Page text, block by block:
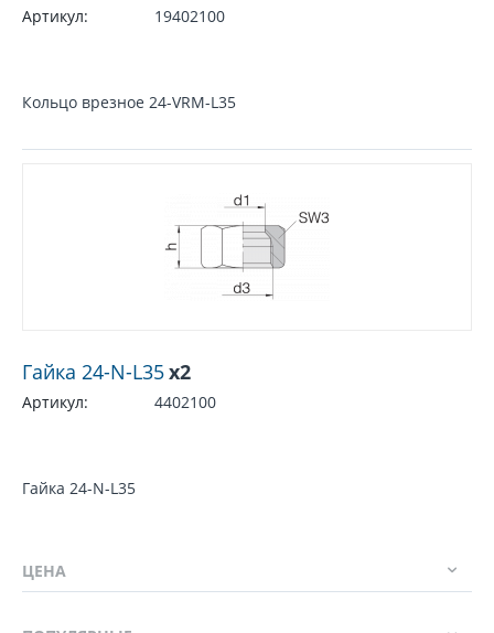
Артикул: 19402100
Кольцо врезное 24-VRM-L35
Гайка 24-N-L35x2
Артикул: 4402100
Гайка 24-N-L35
ЦЕНА